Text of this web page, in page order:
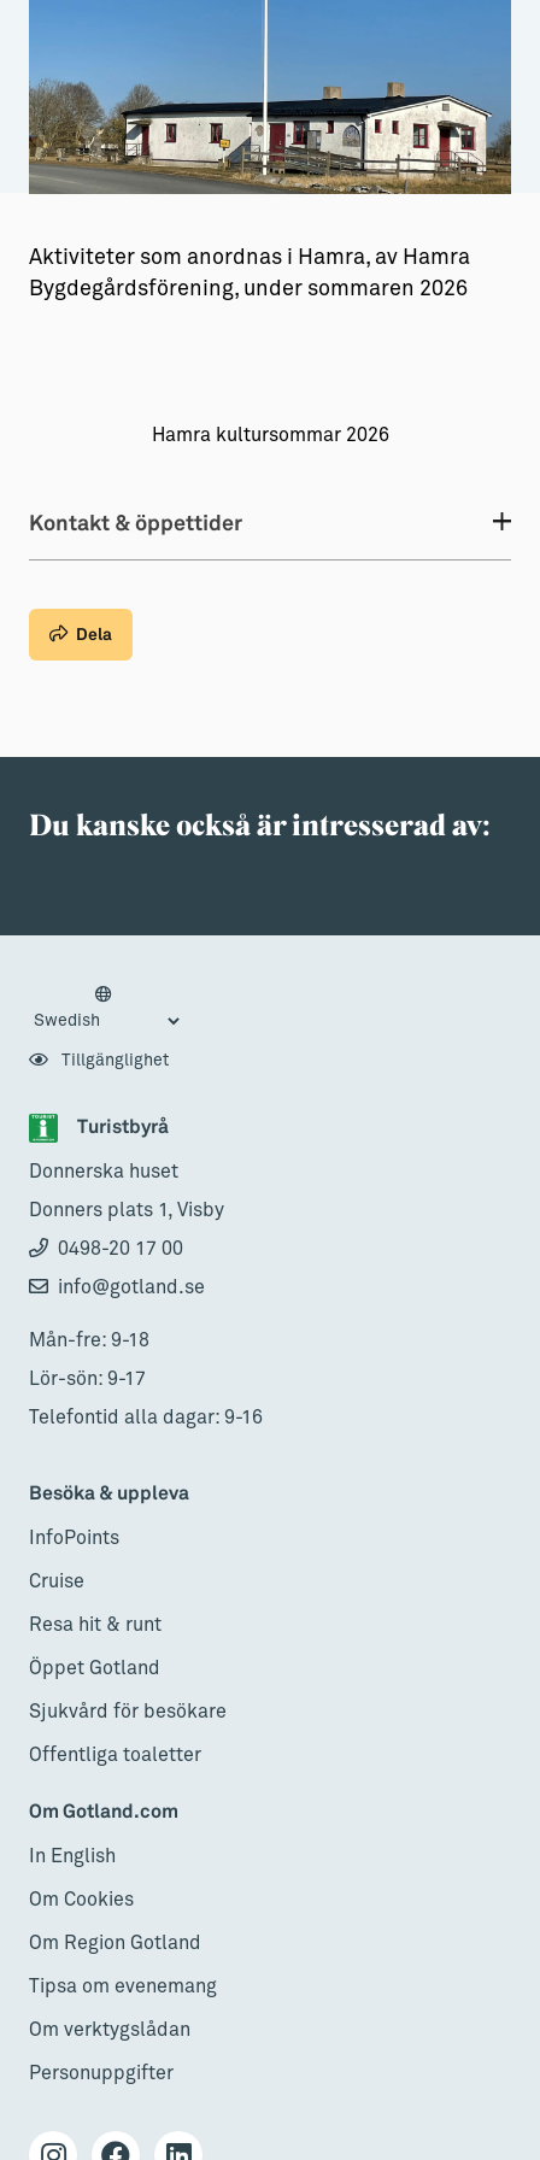
Sustainable Plejs
Möten & kongresser
Hansestaden världsarv
Almedalsveckan
Allt om bostad
→ Hyra bostad
→ Köpa bostad
Allt om livet på Ön
→ Idrottsliv
Barn & Familj
Aktiviteter som anordnas i Hamra, av Hamra
Bygdegårdsförening, under sommaren 2026
Hamra kultursommar 2026
Kontakt & öppettider
Dela
Du kanske också är intresserad av:
Turistbyrå
Donnerska huset
Donners plats 1, Visby
0498-20 17 00
info@gotland.se
Mån-fre: 9-18
Lör-sön: 9-17
Telefontid alla dagar: 9-16
Besöka & uppleva
InfoPoints
Cruise
Resa hit & runt
Öppet Gotland
Sjukvård för besökare
Offentliga toaletter
Om Gotland.com
In English
Om Cookies
Om Region Gotland
Tipsa om evenemang
Om verktygslådan
Personuppgifter
Tillgänglighet